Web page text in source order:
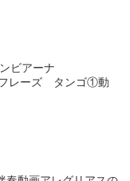
ビアーナ
レーズ タンゴ①動